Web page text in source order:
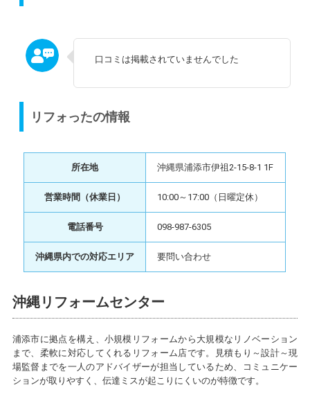
口コミは掲載されていませんでした
リフォったの情報
所在地 沖縄県浦添市伊祖2-15-8-1 1F
営業時間（休業日） 10:00～17:00（日曜定休）
電話番号 098-987-6305
沖縄県内での対応エリア 要問い合わせ
沖縄リフォームセンター
浦添市に拠点を構え、小規模リフォームから大規模なリノベーション
まで、柔軟に対応してくれるリフォーム店です。見積もり～設計～現
場監督までを一人のアドバイザーが担当しているため、コミュニケー
ションが取りやすく、伝達ミスが起こりにくいのが特徴です。